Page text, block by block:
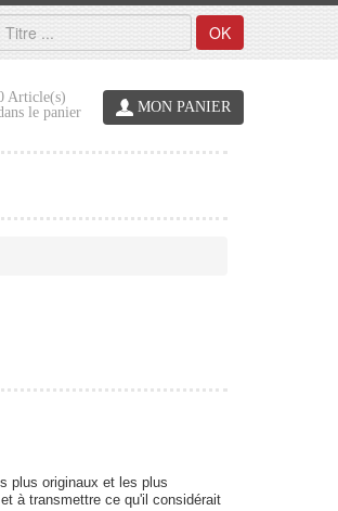
OK
Article(s)
le panier
MON PANIER
plus originaux et les plus
à transmettre ce qu'il considérait